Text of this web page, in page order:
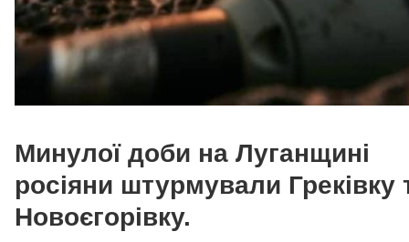
Минулої доби на Луганщині
росіяни штурмували Греківку
Новоєгорівку.